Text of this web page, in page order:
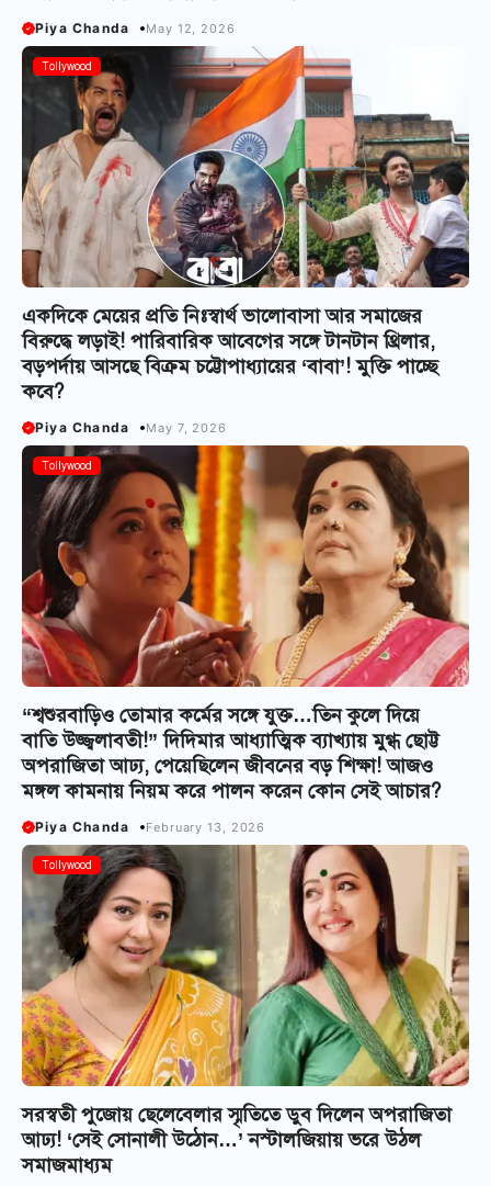
Piya Chanda May 12, 2026
Tollywood
একদিকে মেয়ের প্রতি নিঃস্বার্থ ভালোবাসা আর সমাজের
বিরুদ্ধে লড়াই! পারিবারিক আবেগের সঙ্গে টানটান থ্রিলার,
বড়পর্দায় আসছে বিক্রম চট্টোপাধ্যায়ের ‘বাবা’! মুক্তি পাচ্ছে
কবে?
Piya Chanda May 7, 2026
Tollywood
“শ্বশুরবাড়িও তোমার কর্মের সঙ্গে যুক্ত…তিন কুলে দিয়ে
বাতি উজ্জ্বলাবতী!” দিদিমার আধ্যাত্মিক ব্যাখ্যায় মুগ্ধ ছোট্ট
অপরাজিতা আঢ্য, পেয়েছিলেন জীবনের বড় শিক্ষা! আজও
মঙ্গল কামনায় নিয়ম করে পালন করেন কোন সেই আচার?
Piya Chanda February 13, 2026
Tollywood
সরস্বতী পুজোয় ছেলেবেলার স্মৃতিতে ডুব দিলেন অপরাজিতা
আঢ্য! ‘সেই সোনালী উঠোন…’ নস্টালজিয়ায় ভরে উঠল
সমাজমাধ্যম